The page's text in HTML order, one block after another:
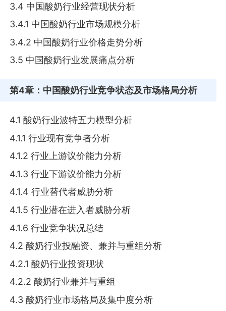
3.4 中国酸奶行业经营现状分析
3.4.1 中国酸奶行业市场规模分析
3.4.2 中国酸奶行业价格走势分析
3.5 中国酸奶行业发展痛点分析
第4章 ：中国酸奶行业竞争状态及市场格局分析
4.1 酸奶行业波特五力模型分析
4.1.1 行业现有竞争者分析
4.1.2 行业上游议价能力分析
4.1.3 行业下游议价能力分析
4.1.4 行业替代者威胁分析
4.1.5 行业潜在进入者威胁分析
4.1.6 行业竞争状况总结
4.2 酸奶行业投融资、兼并与重组分析
4.2.1 酸奶行业投资现状
4.2.2 酸奶行业兼并与重组
4.3 酸奶行业市场格局及集中度分析